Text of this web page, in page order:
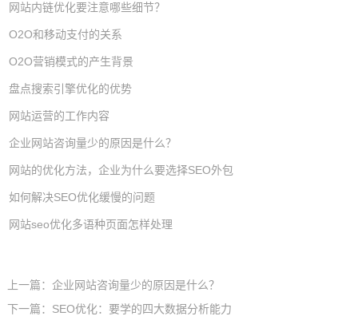
网站内链优化要注意哪些细节？
O2O和移动支付的关系
O2O营销模式的产生背景
盘点搜索引擎优化的优势
网站运营的工作内容
企业网站咨询量少的原因是什么？
网站的优化方法，企业为什么要选择SEO外包
如何解决SEO优化缓慢的问题
网站seo优化多语种页面怎样处理
上一篇： 企业网站咨询量少的原因是什么？
下一篇： SEO优化：要学的四大数据分析能力